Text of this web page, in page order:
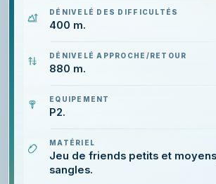
DÉNIVELÉ DES DIFFICULTÉS
400 m.
DÉNIVELÉ APPROCHE/RETOUR
880 m.
EQUIPEMENT
P2.
MATÉRIEL
Jeu de friends petits et
sangles.